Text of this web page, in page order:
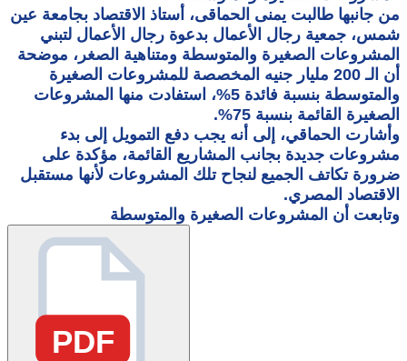
من جانبها طالبت يمنى الحماقى، أستاذ الاقتصاد بجامعة عين
شمس، جمعية رجال الأعمال بدعوة رجال الأعمال لتبني
المشروعات الصغيرة والمتوسطة ومتناهية الصغر، موضحة
أن الـ 200 مليار جنيه المخصصة للمشروعات الصغيرة
والمتوسطة بنسبة فائدة 5%، استفادت منها المشروعات
الصغيرة القائمة بنسبة 75%.
وأشارت الحماقي، إلى أنه يجب دفع التمويل إلى بدء
مشروعات جديدة بجانب المشاريع القائمة، مؤكدة على
ضرورة تكاتف الجميع لنجاح تلك المشروعات لأنها مستقبل
الاقتصاد المصري.
وتابعت أن المشروعات الصغيرة والمتوسطة
PDF